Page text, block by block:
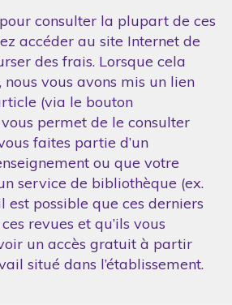
consulter la plupart de ces
accéder au site Internet de
des frais. Lorsque cela
nous vous avons mis un lien
(via le bouton
permet de le consulter
faites partie d’un
ou que votre
service de bibliothèque (ex.
est possible que ces derniers
revues et qu’ils vous
un accès gratuit à partir
situé dans l’établissement.